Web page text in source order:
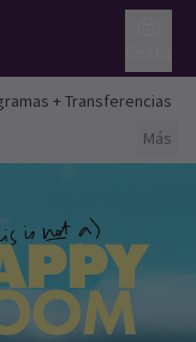
+ Transferencias
Más